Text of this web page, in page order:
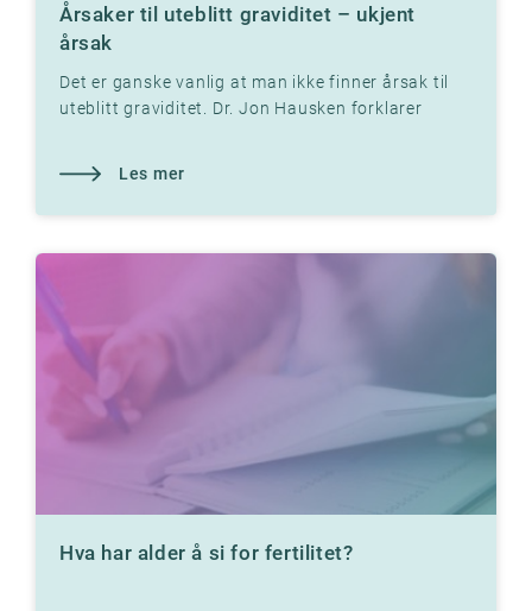
Årsaker til uteblitt graviditet – ukjent
årsak
Det er ganske vanlig at man ikke finner årsak til
uteblitt graviditet. Dr. Jon Hausken forklarer
Les mer
Hva har alder å si for fertilitet?